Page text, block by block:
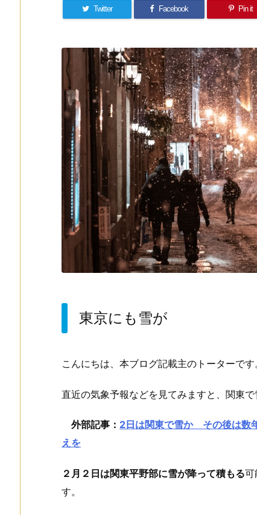
Twitter Facebook Pin it
東京にも雪が
こんにちは、本ブログ記載主のトーターです
直近の気象予報などを見てみますと、関東
外部記事： 2日は関東で雪か その後は数
えを
２月２日は関東平野部に雪が降って積もる可
す。